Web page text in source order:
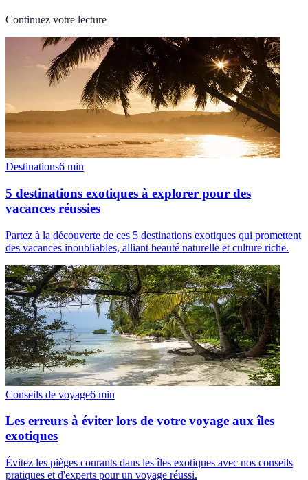
Continuez votre lecture
Destinations6 min
5 destinations exotiques à explorer pour des
vacances réussies
Partez à la découverte de ces 5 destinations exotiques qui promettent
des vacances inoubliables, alliant beauté naturelle et culture riche.
Conseils de voyage6 min
Les erreurs à éviter lors de votre voyage aux îles
exotiques
Évitez les pièges courants dans les îles exotiques avec nos conseils
pratiques et d'experts pour un voyage réussi.